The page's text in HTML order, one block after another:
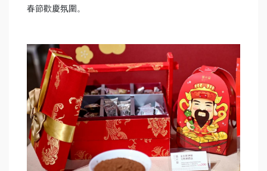
春節歡慶氛圍。